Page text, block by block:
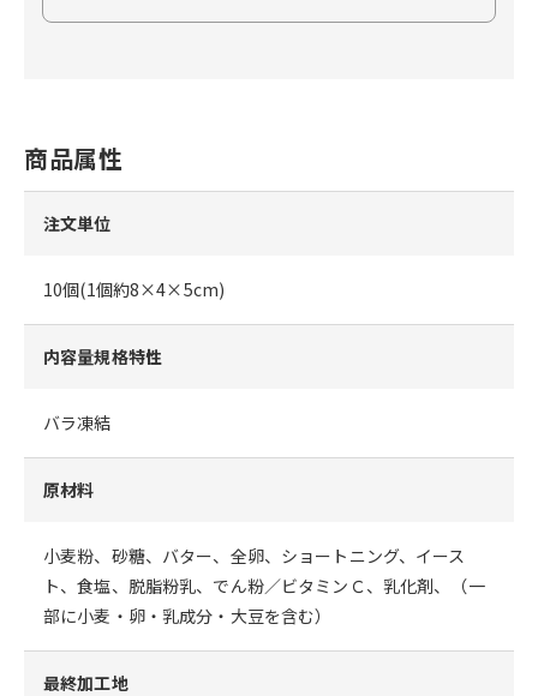
商品属性
注文単位
10個(1個約8×4×5cm)
内容量規格特性
バラ凍結
原材料
小麦粉、砂糖、バター、全卵、ショートニング、イース
ト、食塩、脱脂粉乳、でん粉／ビタミンＣ、乳化剤、（一
部に小麦・卵・乳成分・大豆を含む）
最終加工地